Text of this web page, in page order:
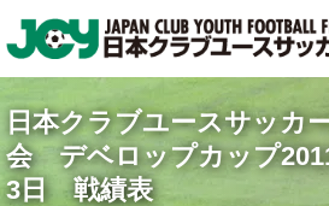
日本クラブユースサッカ
会 デベロップカップ
3日 戦績表